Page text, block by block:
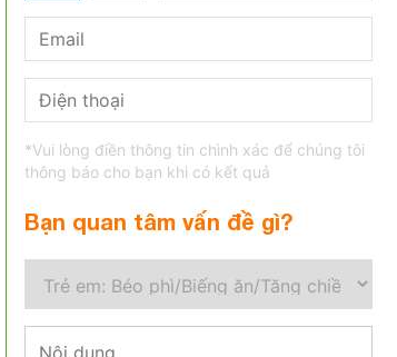
*Vui lòng điền thông tin chình xác để chúng tôi
thông báo cho bạn khi có kết quả
Bạn quan tâm vấn đề gì?